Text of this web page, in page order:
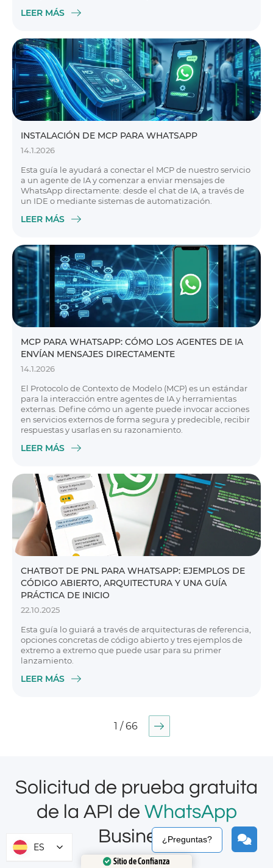
LEER MÁS
INSTALACIÓN DE MCP PARA WHATSAPP
14.1.2026
Esta guía le ayudará a conectar el MCP de nuestro servicio
a un agente de IA y comenzar a enviar mensajes de
WhatsApp directamente: desde el chat de IA, a través de
un IDE o mediante sistemas de automatización.
LEER MÁS
MCP PARA WHATSAPP: CÓMO LOS AGENTES DE IA
ENVÍAN MENSAJES DIRECTAMENTE
14.1.2026
El Protocolo de Contexto de Modelo (MCP) es un estándar
para la interacción entre agentes de IA y herramientas
externas. Define cómo un agente puede invocar acciones
en servicios externos de forma segura y predecible, recibir
respuestas y usarlas en su razonamiento.
LEER MÁS
CHATBOT DE PNL PARA WHATSAPP: EJEMPLOS DE
CÓDIGO ABIERTO, ARQUITECTURA Y UNA GUÍA
PRÁCTICA DE INICIO
22.10.2025
Esta guía lo guiará a través de arquitecturas de referencia,
opciones concretas de código abierto y tres ejemplos de
extremo a extremo que puede usar para su primer
lanzamiento.
LEER MÁS
1 / 66
Solicitud de prueba gratuita
de la API de WhatsApp
Business
ES
Sitio de Confianza
¿Preguntas?